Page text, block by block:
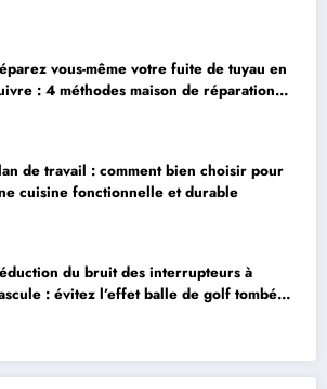
vous-même votre fuite de tuyau en
: 4 méthodes maison de réparation
de travail : comment bien choisir pour
cuisine fonctionnelle et durable
du bruit des interrupteurs à
: évitez l’effet balle de golf tombée